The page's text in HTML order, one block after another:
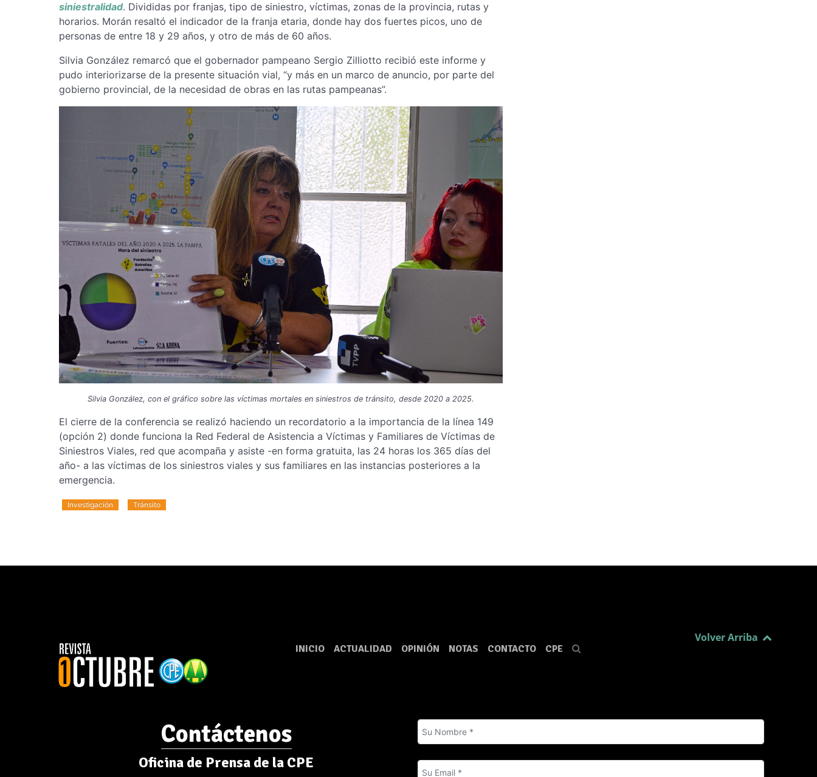
siniestralidad. Divididas por franjas, tipo de siniestro, víctimas, zonas de la provincia, rutas y
horarios. Morán resaltó el indicador de la franja etaria, donde hay dos fuertes picos, uno de
personas de entre 18 y 29 años, y otro de más de 60 años.
Silvia González remarcó que el gobernador pampeano Sergio Zilliotto recibió este informe y
pudo interiorizarse de la presente situación vial, “y más en un marco de anuncio, por parte del
gobierno provincial, de la necesidad de obras en las rutas pampeanas”.
Silvia González, con el gráfico sobre las víctimas mortales en siniestros de tránsito, desde 2020 a 2025.
El cierre de la conferencia se realizó haciendo un recordatorio a la importancia de la línea 149
(opción 2) donde funciona la Red Federal de Asistencia a Víctimas y Familiares de Víctimas de
Siniestros Viales, red que acompaña y asiste -en forma gratuita, las 24 horas los 365 días del
año- a las víctimas de los siniestros viales y sus familiares en las instancias posteriores a la
emergencia.
Investigación Tránsito
INICIO ACTUALIDAD OPINIÓN NOTAS CONTACTO CPE
Volver Arriba
Contáctenos
Oficina de Prensa de la CPE